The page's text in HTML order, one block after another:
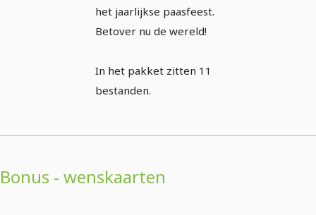
het jaarlijkse paasfeest.
Betover nu de wereld!
In het pakket zitten 11
bestanden.
Bonus - wenskaarten